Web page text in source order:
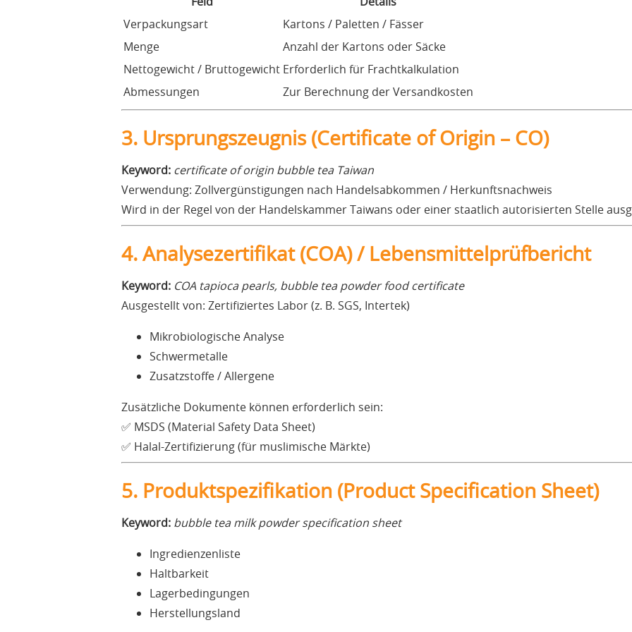
Verpackungsart
Kartons / Paletten / Fässer
Menge
Anzahl der Kartons oder Säcke
Nettogewicht / Bruttogewicht Erforderlich für Frachtkalkulation
Abmessungen
Zur Berechnung der Versandkosten
3. Ursprungszeugnis (Certificate of Origin – CO)
Keyword: certificate of origin bubble tea Taiwan
Verwendung: Zollvergünstigungen nach Handelsabkommen / Herkunftsnachweis
Wird in der Regel von der Handelskammer Taiwans oder einer staatlich autorisierten Stelle
4. Analysezertifikat (COA) / Lebensmittelprüfbericht
Keyword: COA tapioca pearls, bubble tea powder food certificate
Ausgestellt von: Zertifiziertes Labor (z. B. SGS, Intertek)
Mikrobiologische Analyse
Schwermetalle
Zusatzstoffe / Allergene
Zusätzliche Dokumente können erforderlich sein:
✅ MSDS (Material Safety Data Sheet)
✅ Halal-Zertifizierung (für muslimische Märkte)
5. Produktspezifikation (Product Specification Sheet)
Keyword: bubble tea milk powder specification sheet
Ingredienzenliste
Haltbarkeit
Lagerbedingungen
Herstellungsland